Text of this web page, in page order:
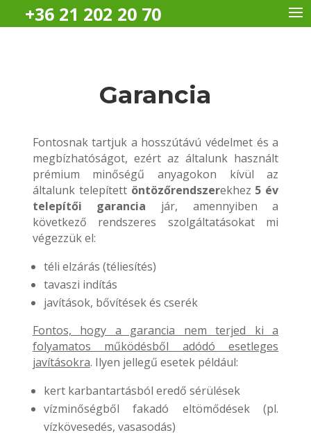
+36 21 202 20 70
Garancia
Fontosnak tartjuk a hosszútávú védelmet és a
megbízhatóságot, ezért az általunk használt
prémium minőségű anyagokon kívül az
általunk telepített öntözőrendszerekhez 5 év
telepítői garancia jár, amennyiben a
következő rendszeres szolgáltatásokat mi
végezzük el:
téli elzárás (téliesítés)
tavaszi indítás
javítások, bővítések és cserék
Fontos, hogy a garancia nem terjed ki a
folyamatos működésből adódó esetleges
javításokra. Ilyen jellegű esetek például:
kert karbantartásból eredő sérülések
vízminőségből fakadó eltömődések (pl.
vízkövesedés, vasasodás)